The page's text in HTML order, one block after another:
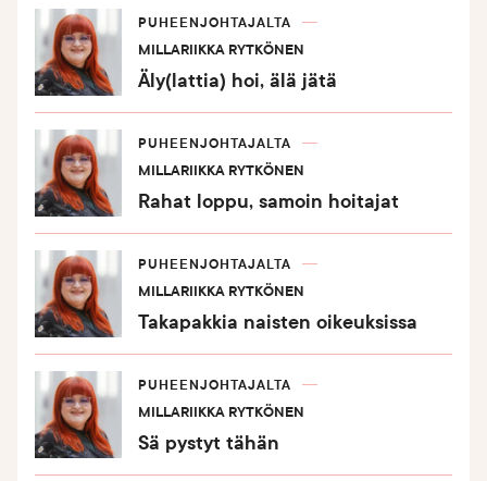
PUHEENJOHTAJALTA
MILLARIIKKA RYTKÖNEN
Äly(lattia) hoi, älä jätä
PUHEENJOHTAJALTA
MILLARIIKKA RYTKÖNEN
Rahat loppu, samoin hoitajat
PUHEENJOHTAJALTA
MILLARIIKKA RYTKÖNEN
Takapakkia naisten oikeuksissa
PUHEENJOHTAJALTA
MILLARIIKKA RYTKÖNEN
Sä pystyt tähän